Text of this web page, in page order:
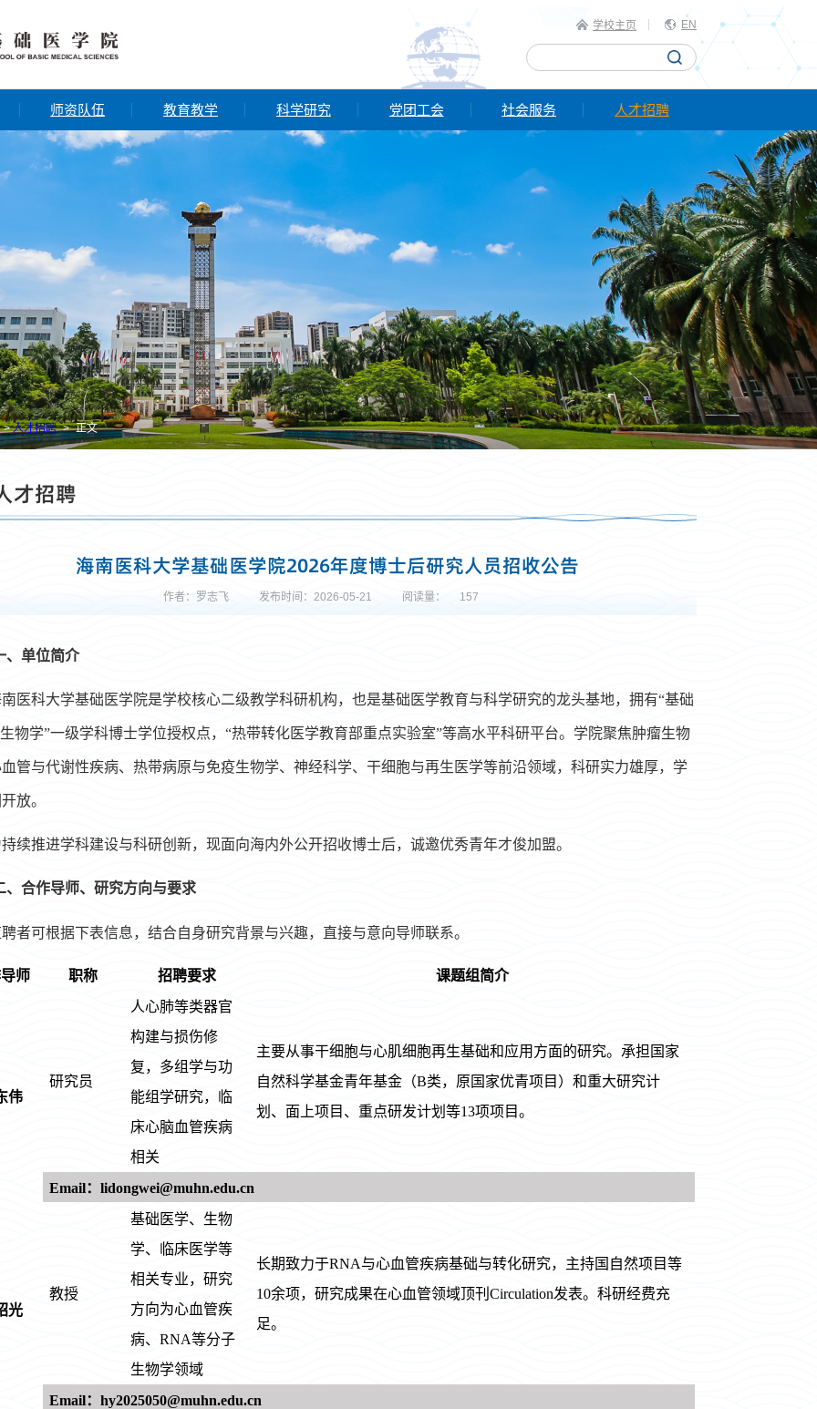
学校主页 EN
师资队伍 教育教学 科学研究 党团工会 社会服务 人才招聘
人才招聘 正文
才招聘
海南医科大学基础医学院2026年度博士后研究人员招收公告
作者：罗志飞 发布时间：2026-05-21 阅读量： 157
、单位简介
医科大学基础医学院是学校核心二级教学科研机构，也是基础医学教育与科学研究的龙头基地， 拥有“基础
生物学”一级学科博士学位授权点， “热带转化医学教育部重点实验室”等高水平科研平台。学院聚焦肿瘤生物
管与代谢性疾病、 热带病原与免疫生物学、 神经科学、干细胞与再生医学等前沿领域，科研实力雄厚，学
放。
续推进学科建设与科研创新，现面向海内外公开招收博士后， 诚邀优秀青年才俊加盟。
、合作导师、研究方向与要求
者可根据下表信息，结合自身研究背景与兴趣，直接与意向导师联系。
师 职称 招聘要求 课题组简介
伟
研究员
人心肺等类器官
构建与损伤修
复，多组学与功
能组学研究，临
床心脑血管疾病
相关
主要从事干细胞与心肌细胞再生基础和应用方面的研究。承担国家
自然科学基金青年基金（B类，原国家优青项目）和重大研究计
划、面上项目、重点研发计划等13项项目。
Email：lidongwei@muhn.edu.cn
光
教授
基础医学、生物
学、临床医学等
相关专业，研究
方向为心血管疾
病、RNA等分子
生物学领域
长期致力于RNA与心血管疾病基础与转化研究，主持国自然项目等
10余项，研究成果在心血管领域顶刊Circulation发表。科研经费充
足。
Email：hy2025050@muhn.edu.cn